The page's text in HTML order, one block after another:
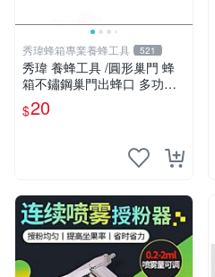
秀瑋蜂箱專業養蜂工具 521
秀瑋 養蜂工具 /圓形巢門 蜂
箱不鏽鋼巢門出蜂口 多功能
旋轉隔王防盜防逃器 巢門口
$20